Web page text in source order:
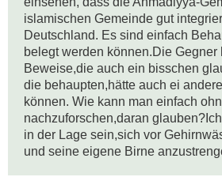
islamischen Gemeinde gut
Deutschland. Es sind einfach
belegt werden können.Die Gegner
Beweise,die auch ein bisschen
die behaupten,hätte auch ei
können. Wie kann man einfach
nachzuforschen,daran
in der Lage sein,sich vor
und seine eigene Birne